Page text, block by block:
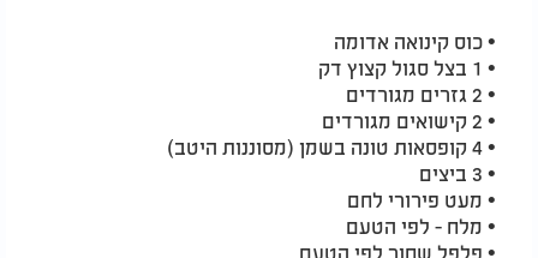
• כוס קינואה אדומה
• 1 בצל סגול קצוץ דק
• 2 גזרים מגורדים
• 2 קישואים מגורדים
• 4 קופסאות טונה בשמן (מסוננות היטב)
• 3 ביצים
• מעט פירורי לחם
• מלח - לפי הטעם
• פלפל שחור לפי הטעם